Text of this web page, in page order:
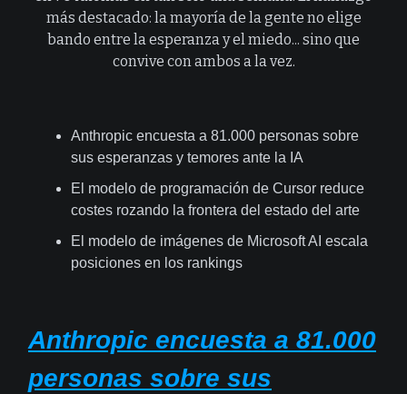
más destacado: la mayoría de la gente no elige
bando entre la esperanza y el miedo... sino que
convive con ambos a la vez.
Anthropic encuesta a 81.000 personas sobre
sus esperanzas y temores ante la IA
El modelo de programación de Cursor reduce
costes rozando la frontera del estado del arte
El modelo de imágenes de Microsoft AI escala
posiciones en los rankings
Anthropic encuesta a 81.000
personas sobre sus